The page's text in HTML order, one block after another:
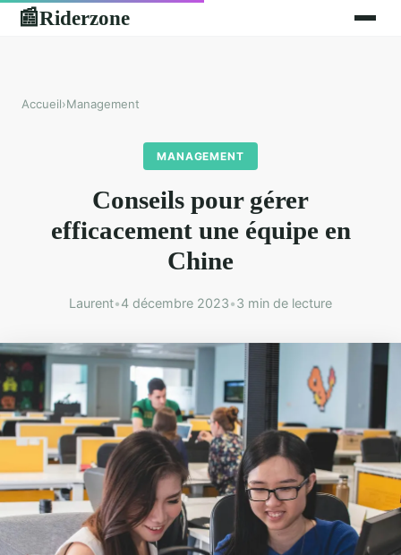
📰Riderzone
Accueil›Management
MANAGEMENT
Conseils pour gérer
efficacement une équipe en
Chine
Laurent•4 décembre 2023•3 min de lecture